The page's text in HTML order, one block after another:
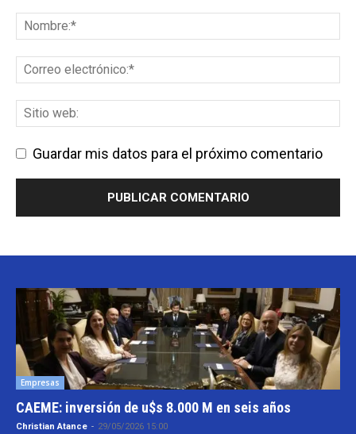
Guardar mis datos para el próximo comentario
Empresas
CAEME: inversión de u$s 8.000 M en seis años
Christian Atance - 29/05/2026 15:00